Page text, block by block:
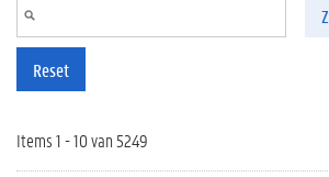
Reset
Items 1 - 10 van 5249